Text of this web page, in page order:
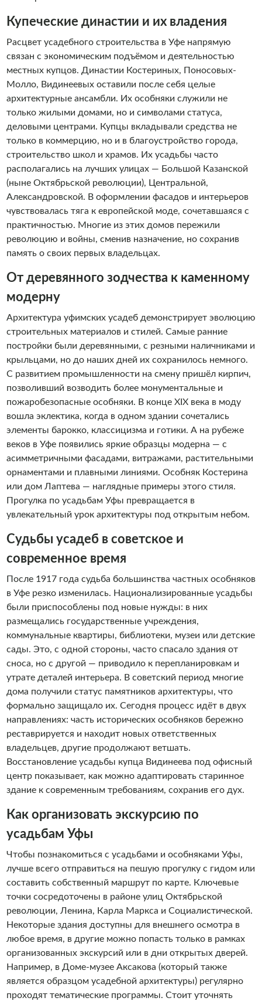
Купеческие династии и их владения
Расцвет усадебного строительства в Уфе напрямую
связан с экономическим подъёмом и деятельностью
местных купцов. Династии Костериных, Поносовых-
Молло, Видинеевых оставили после себя целые
архитектурные ансамбли. Их особняки служили не
только жилыми домами, но и символами статуса,
деловыми центрами. Купцы вкладывали средства не
только в коммерцию, но и в благоустройство города,
строительство школ и храмов. Их усадьбы часто
располагались на лучших улицах — Большой Казанской
(ныне Октябрьской революции), Центральной,
Александровской. В оформлении фасадов и интерьеров
чувствовалась тяга к европейской моде, сочетавшаяся с
практичностью. Многие из этих домов пережили
революцию и войны, сменив назначение, но сохранив
память о своих первых владельцах.
От деревянного зодчества к каменному
модерну
Архитектура уфимских усадеб демонстрирует эволюцию
строительных материалов и стилей. Самые ранние
постройки были деревянными, с резными наличниками и
крыльцами, но до наших дней их сохранилось немного.
С развитием промышленности на смену пришёл кирпич,
позволивший возводить более монументальные и
пожаробезопасные особняки. В конце XIX века в моду
вошла эклектика, когда в одном здании сочетались
элементы барокко, классицизма и готики. А на рубеже
веков в Уфе появились яркие образцы модерна — с
асимметричными фасадами, витражами, растительными
орнаментами и плавными линиями. Особняк Костерина
или дом Лаптева — наглядные примеры этого стиля.
Прогулка по усадьбам Уфы превращается в
увлекательный урок архитектуры под открытым небом.
Судьбы усадеб в советское и
современное время
После 1917 года судьба большинства частных особняков
в Уфе резко изменилась. Национализированные усадьбы
были приспособлены под новые нужды: в них
размещались государственные учреждения,
коммунальные квартиры, библиотеки, музеи или детские
сады. Это, с одной стороны, часто спасало здания от
сноса, но с другой — приводило к перепланировкам и
утрате деталей интерьера. В советский период многие
дома получили статус памятников архитектуры, что
формально защищало их. Сегодня процесс идёт в двух
направлениях: часть исторических особняков бережно
реставрируется и находит новых ответственных
владельцев, другие продолжают ветшать.
Восстановление усадьбы купца Видинеева под офисный
центр показывает, как можно адаптировать старинное
здание к современным требованиям, сохранив его дух.
Как организовать экскурсию по
усадьбам Уфы
Чтобы познакомиться с усадьбами и особняками Уфы,
лучше всего отправиться на пешую прогулку с гидом или
составить собственный маршрут по карте. Ключевые
точки сосредоточены в районе улиц Октябрьской
революции, Ленина, Карла Маркса и Социалистической.
Некоторые здания доступны для внешнего осмотра в
любое время, в другие можно попасть только в рамках
организованных экскурсий или в дни открытых дверей.
Например, в Доме-музее Аксакова (который также
является образцом усадебной архитектуры) регулярно
проходят тематические программы. Стоит уточнять